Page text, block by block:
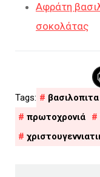
Αφράτη
σοκολάτας
βασιλοπιτα
πρωτοχρονιά